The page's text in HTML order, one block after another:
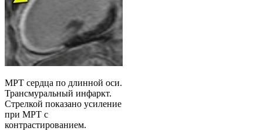
МРТ сердца по длинной оси.
Трансмуральный инфаркт.
Стрелкой показано усиление
при МРТ с
контрастированием.